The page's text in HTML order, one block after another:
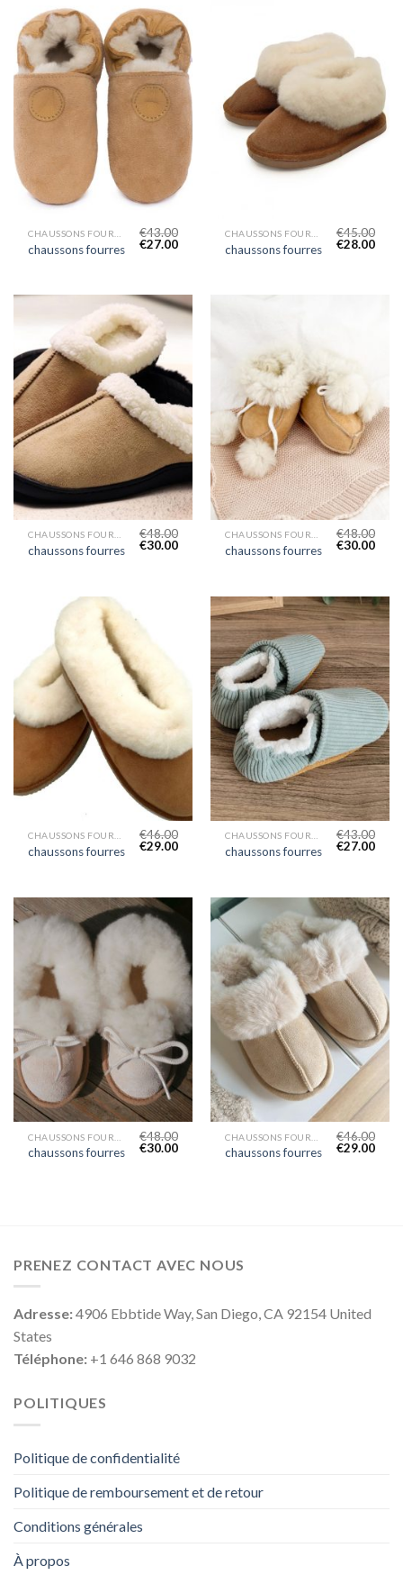
chaussons fourres
€43.00
€27.00 chaussons fourres
€45.00
€28.00
chaussons fourres
€48.00
€30.00 chaussons fourres
€48.00
€30.00
chaussons fourres
€46.00
€29.00 chaussons fourres
€43.00
€27.00
chaussons fourres
€48.00
€30.00 chaussons fourres
€46.00
€29.00
PRENEZ CONTACT AVEC NOUS
Adresse:4906 Ebbtide Way, San Diego, CA 92154 United
States
Téléphone: +1 646 868 9032
POLITIQUES
Politique de confidentialité
Politique de remboursement et de retour
Conditions générales
À propos